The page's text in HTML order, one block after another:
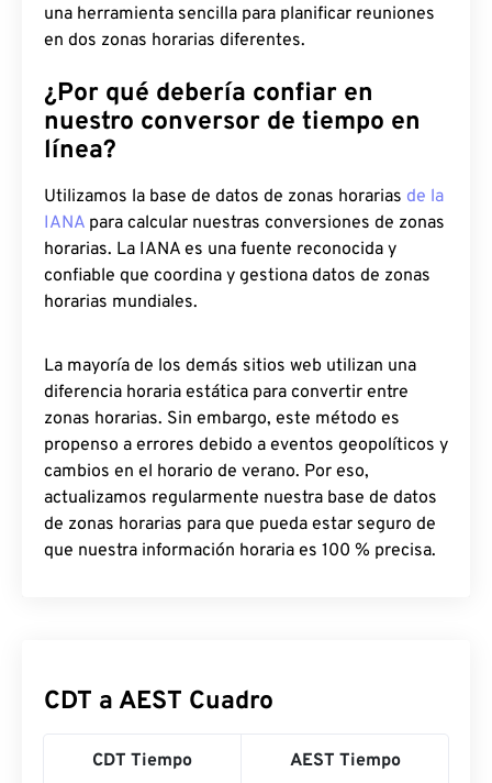
una herramienta sencilla para planificar reuniones
en dos zonas horarias diferentes.
¿Por qué debería confiar en
nuestro conversor de tiempo en
línea?
Utilizamos la base de datos de zonas horarias de la
IANA para calcular nuestras conversiones de zonas
horarias. La IANA es una fuente reconocida y
confiable que coordina y gestiona datos de zonas
horarias mundiales.
La mayoría de los demás sitios web utilizan una
diferencia horaria estática para convertir entre
zonas horarias. Sin embargo, este método es
propenso a errores debido a eventos geopolíticos y
cambios en el horario de verano. Por eso,
actualizamos regularmente nuestra base de datos
de zonas horarias para que pueda estar seguro de
que nuestra información horaria es 100 % precisa.
CDT a AEST Cuadro
CDT Tiempo AEST Tiempo